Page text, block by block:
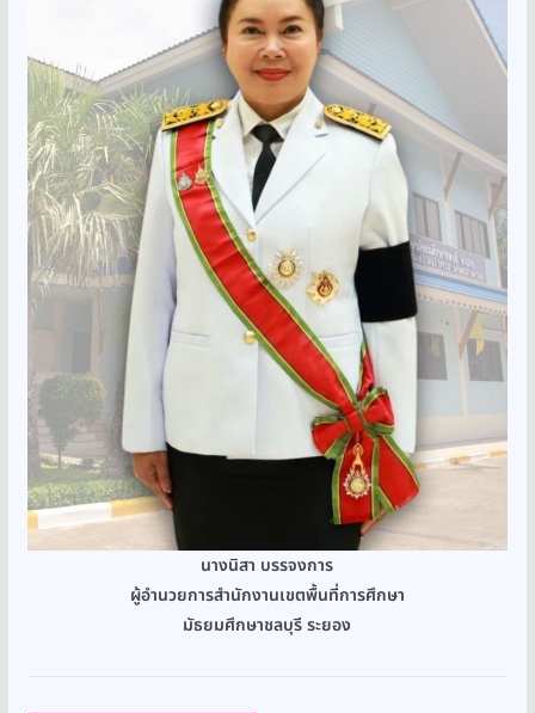
นางนิสา บรรจงการ
ผู้อำนวยการสำนักงานเขตพื้นที่การศึกษา
มัธยมศึกษาชลบุรี ระยอง